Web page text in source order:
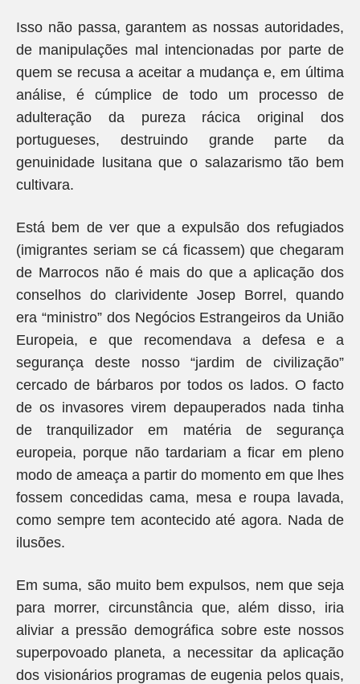
Isso não passa, garantem as nossas autoridades,
de manipulações mal intencionadas por parte de
quem se recusa a aceitar a mudança e, em última
análise, é cúmplice de todo um processo de
adulteração da pureza rácica original dos
portugueses, destruindo grande parte da
genuinidade lusitana que o salazarismo tão bem
cultivara.
Está bem de ver que a expulsão dos refugiados
(imigrantes seriam se cá ficassem) que chegaram
de Marrocos não é mais do que a aplicação dos
conselhos do clarividente Josep Borrel, quando
era “ministro” dos Negócios Estrangeiros da União
Europeia, e que recomendava a defesa e a
segurança deste nosso “jardim de civilização”
cercado de bárbaros por todos os lados. O facto
de os invasores virem depauperados nada tinha
de tranquilizador em matéria de segurança
europeia, porque não tardariam a ficar em pleno
modo de ameaça a partir do momento em que lhes
fossem concedidas cama, mesa e roupa lavada,
como sempre tem acontecido até agora. Nada de
ilusões.
Em suma, são muito bem expulsos, nem que seja
para morrer, circunstância que, além disso, iria
aliviar a pressão demográfica sobre este nossos
superpovoado planeta, a necessitar da aplicação
dos visionários programas de eugenia pelos quais,